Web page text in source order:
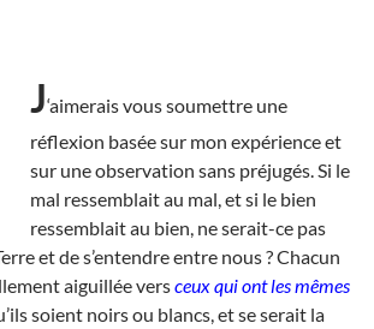
J‘aimerais vous soumettre une
réflexion basée sur mon expérience et
sur une observation sans préjugés. Si le
mal ressemblait au mal, et si le bien
ressemblait au bien, ne serait-ce pas
et de s’entendre entre nous ? Chacun
aiguillée versceux qui ont les mêmes
soient noirs ou blancs, et se serait la